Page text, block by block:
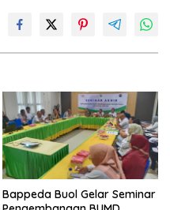
Bappeda Buol Gelar Seminar